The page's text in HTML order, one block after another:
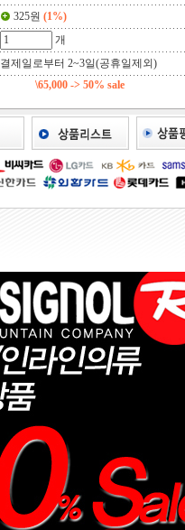
325원 (1%)
개
결제일로부터 2~3일(공휴일제외)
\65,000 -> 50% sale